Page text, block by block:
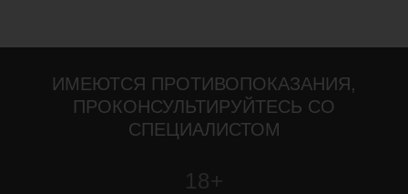
ИМЕЮТСЯ ПРОТИВОПОКАЗАНИЯ,
ПРОКОНСУЛЬТИРУЙТЕСЬ СО
СПЕЦИАЛИСТОМ
18+